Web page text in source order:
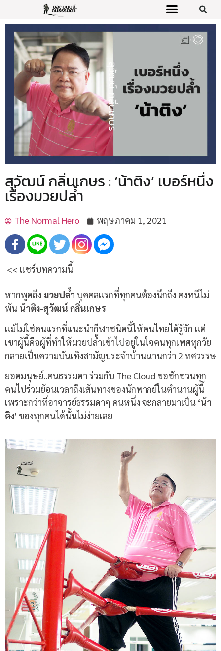
สุวัฒน์ กลิ่นเกษร : ‘น้าติง’ เบอร์หนึ่ง
เรื่องมวยปล้ำ
The Normal Hero พฤษภาคม 1, 2021
<< แชร์บทความนี้
หากพูดถึง มวยปล้ำ บุคคลแรกที่ทุกคนต้องนึกถึง คงหนีไม่
พ้น น้าติง-สุวัฒน์ กลิ่นเกษร
แม้ไม่ใช่คนแรกที่แนะนำกีฬาชนิดนี้ให้คนไทยได้รู้จัก แต่
เขาผู้นี้คือผู้ที่ทำให้มวยปล้ำเข้าไปอยู่ในใจคนทุกเพศทุกวัย
กลายเป็นความบันเทิงสามัญประจำบ้านนานกว่า 2 ทศวรรษ
ยอดมนุษย์..คนธรรมดา ร่วมกับ The Cloud ขอชักชวนทุก
คนไปร่วมย้อนเวลาถึงเส้นทางของนักพากย์ในตำนานผู้นี้
เพราะกว่าที่อาจารย์ธรรมดาๆ คนหนึ่ง จะกลายมาเป็น ‘น้า
ติง’ ของทุกคนได้นั้นไม่ง่ายเลย